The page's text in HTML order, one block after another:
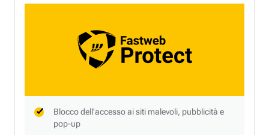
Blocco dell'accesso ai siti malevoli, pubblicità e
pop-up